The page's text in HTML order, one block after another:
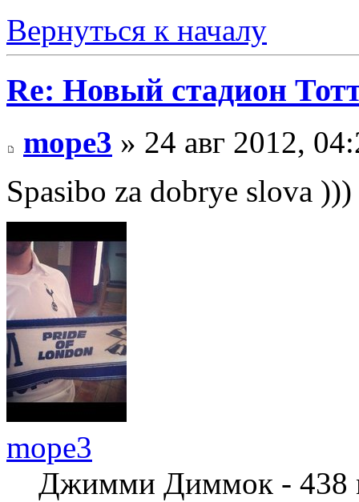
Вернуться к началу
Re: Новый стадион
mope3 » 24 авг 2012,
Spasibo za dobrye slova )))
mope3
Джимми Диммок - 438